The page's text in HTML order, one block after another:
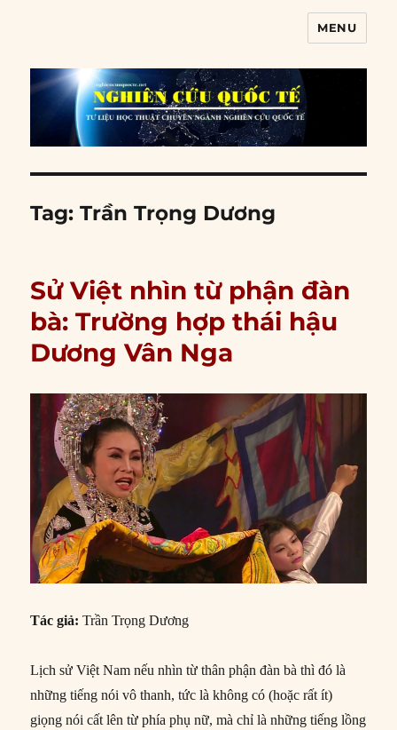
MENU
Tag:Trần Trọng Dương
Sử Việt nhìn từ phận đàn
bà: Trường hợp thái hậu
Dương Vân Nga
Tác giả:Trần Trọng Dương
Lịch sử Việt Nam nếu nhìn từ thân phận đàn bà thì đó là
những tiếng nói vô thanh, tức là không có (hoặc rất ít)
giọng nói cất lên từ phía phụ nữ, mà chỉ là những tiếng lồng